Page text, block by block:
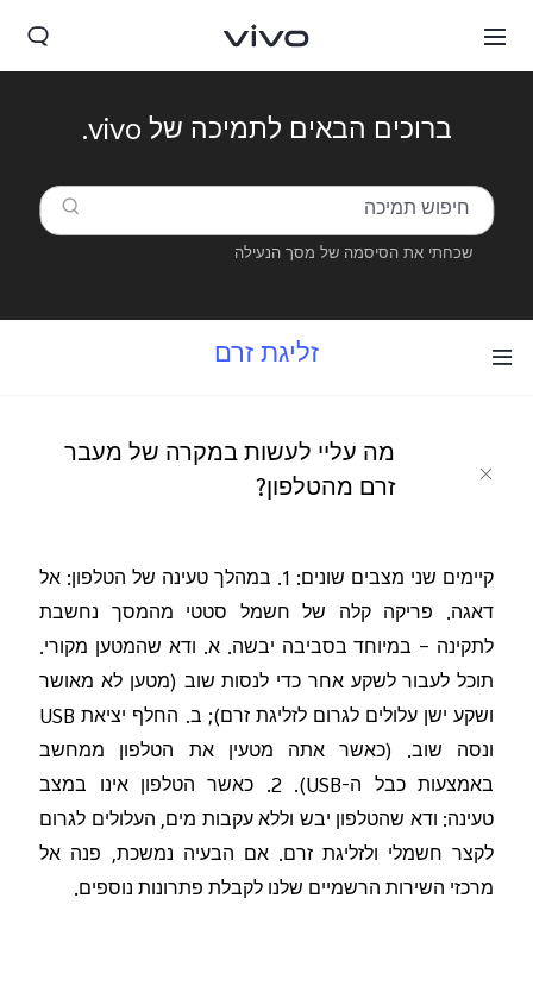
ברוכים הבאים לתמיכה של vivo.
שכחתי את הסיסמה של מסך הנעילה
זליגת זרם
מה עליי לעשות במקרה של מעבר
זרם מהטלפון?
קיימים שני מצבים שונים: 1. במהלך טעינה של הטלפון: אל
דאגה. פריקה קלה של חשמל סטטי מהמסך נחשבת
לתקינה – במיוחד בסביבה יבשה. א. ודא שהמטען מקורי.
תוכל לעבור לשקע אחר כדי לנסות שוב (מטען לא מאושר
ושקע ישן עלולים לגרום לזליגת זרם); ב. החלף יציאת‎USB‎
ונסה שוב. (כאשר אתה מטעין את הטלפון ממחשב
באמצעות כבל ה-‎USB‎
‏). 2. כאשר הטלפון אינו במצב
טעינה: ודא שהטלפון יבש וללא עקבות מים, העלולים לגרום
לקצר חשמלי ולזליגת זרם. אם הבעיה נמשכת, פנה אל
מרכזי השירות הרשמיים שלנו לקבלת פתרונות נוספים.